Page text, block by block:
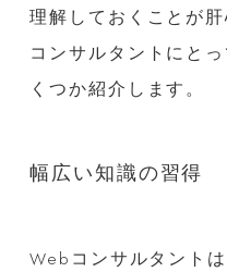
理解しておくことが
コンサルタントにと
くつか紹介します。
幅広い知識の習得
Webコンサルタント